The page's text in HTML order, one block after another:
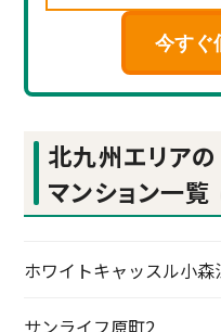
今すぐ
北九州エリアの
マンション一覧
ホワイトキャッスル小森
サンライフ原町2